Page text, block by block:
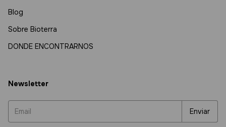
Blog
Sobre Bioterra
DONDE ENCONTRARNOS
Newsletter